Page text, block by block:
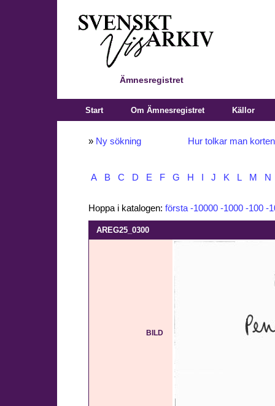
Ämnesregistret
Start Om Ämnesregistret Källor
» Ny sökning Hur tolkar man
A B C D E F G H J K L M N
Hoppa i katalogen: första -10000 -1000 -100 -
AREG25_0300
BILD